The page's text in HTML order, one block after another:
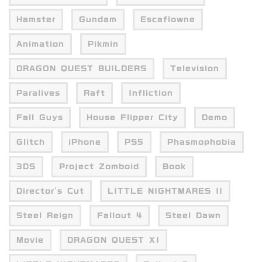
Hamster Gundam Escaflowne
Animation Pikmin
DRAGON QUEST BUILDERS Television
Paralives Raft Infliction
Fall Guys House Flipper City Demo
Glitch iPhone PS5 Phasmophobia
3DS Project Zomboid Book
Director's Cut LITTLE NIGHTMARES II
Steel Reign Fallout 4 Steel Dawn
Movie DRAGON QUEST XI